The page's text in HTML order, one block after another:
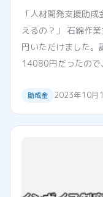
「人材開発支援助
えるの？」 石綿作
円いただけました。
14080円だったの
助成金 2023年10月